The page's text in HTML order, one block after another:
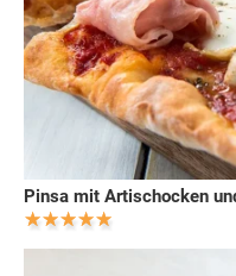
Pinsa mit Artischocken